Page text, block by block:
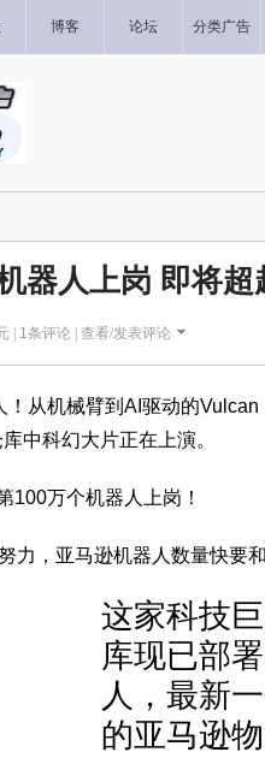
博客 论坛 分类广告
器人上岗 即将
| 1条评论 | 查看/发表评论
从机械臂到AI驱动的
中科幻大片正在上演。
100万个机器人上岗！
力，亚马逊机器人数量快要
这家科技
库现已部
人，最新
的亚马逊